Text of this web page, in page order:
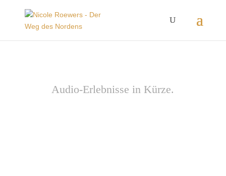
Audio-Erlebnisse in Kürze.